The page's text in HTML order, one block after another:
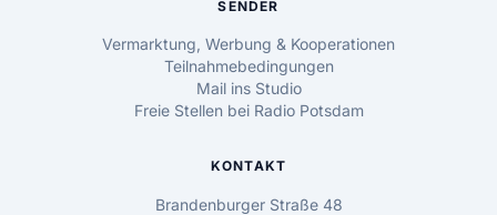
SENDER
Vermarktung, Werbung & Kooperationen
Teilnahmebedingungen
Mail ins Studio
Freie Stellen bei Radio Potsdam
KONTAKT
Brandenburger Straße 48